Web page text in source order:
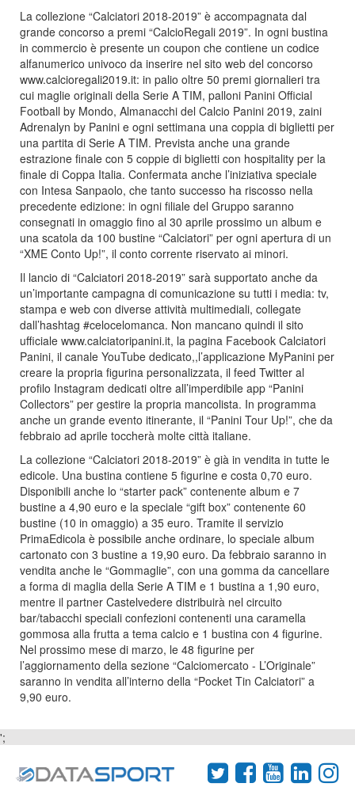
La collezione “Calciatori 2018-2019” è accompagnata dal
grande concorso a premi “CalcioRegali 2019”. In ogni bustina
in commercio è presente un coupon che contiene un codice
alfanumerico univoco da inserire nel sito web del concorso
www.calcioregali2019.it: in palio oltre 50 premi giornalieri tra
cui maglie originali della Serie A TIM, palloni Panini Official
Football by Mondo, Almanacchi del Calcio Panini 2019, zaini
Adrenalyn by Panini e ogni settimana una coppia di biglietti per
una partita di Serie A TIM. Prevista anche una grande
estrazione finale con 5 coppie di biglietti con hospitality per la
finale di Coppa Italia. Confermata anche l’iniziativa speciale
con Intesa Sanpaolo, che tanto successo ha riscosso nella
precedente edizione: in ogni filiale del Gruppo saranno
consegnati in omaggio fino al 30 aprile prossimo un album e
una scatola da 100 bustine “Calciatori” per ogni apertura di un
“XME Conto Up!”, il conto corrente riservato ai minori.
Il lancio di “Calciatori 2018-2019” sarà supportato anche da
un’importante campagna di comunicazione su tutti i media: tv,
stampa e web con diverse attività multimediali, collegate
dall’hashtag #celocelomanca. Non mancano quindi il sito
ufficiale www.calciatoripanini.it, la pagina Facebook Calciatori
Panini, il canale YouTube dedicato,,l’applicazione MyPanini per
creare la propria figurina personalizzata, il feed Twitter al
profilo Instagram dedicati oltre all’imperdibile app “Panini
Collectors” per gestire la propria mancolista. In programma
anche un grande evento itinerante, il “Panini Tour Up!”, che da
febbraio ad aprile toccherà molte città italiane.
La collezione “Calciatori 2018-2019” è già in vendita in tutte le
edicole. Una bustina contiene 5 figurine e costa 0,70 euro.
Disponibili anche lo “starter pack” contenente album e 7
bustine a 4,90 euro e la speciale “gift box” contenente 60
bustine (10 in omaggio) a 35 euro. Tramite il servizio
PrimaEdicola è possibile anche ordinare, lo speciale album
cartonato con 3 bustine a 19,90 euro. Da febbraio saranno in
vendita anche le “Gommaglie”, con una gomma da cancellare
a forma di maglia della Serie A TIM e 1 bustina a 1,90 euro,
mentre il partner Castelvedere distribuirà nel circuito
bar/tabacchi speciali confezioni contenenti una caramella
gommosa alla frutta a tema calcio e 1 bustina con 4 figurine.
Nel prossimo mese di marzo, le 48 figurine per
l’aggiornamento della sezione “Calciomercato - L’Originale”
saranno in vendita all’interno della “Pocket Tin Calciatori” a
9,90 euro.
';